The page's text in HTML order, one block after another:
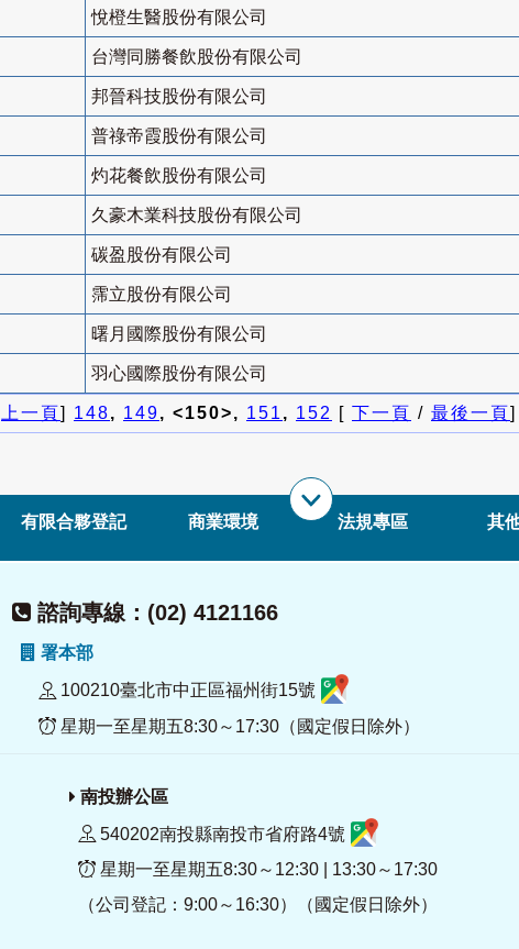
悅橙生醫股份有限公司
台灣同勝餐飲股份有限公司
邦晉科技股份有限公司
普祿帝霞股份有限公司
灼花餐飲股份有限公司
久豪木業科技股份有限公司
碳盈股份有限公司
霈立股份有限公司
曙月國際股份有限公司
羽心國際股份有限公司
上一頁] 148, 149, <150>, 151, 152 [ 下一頁 / 最後一頁]
有限合夥登記 商業環境 法規專區 其
諮詢專線：(02) 4121166
署本部
100210臺北市中正區福州街15號
星期一至星期五8:30～17:30（國定假日除外）
南投辦公區
540202南投縣南投市省府路4號
星期一至星期五8:30～12:30 | 13:30～17:30
（公司登記：9:00～16:30）（國定假日除外）